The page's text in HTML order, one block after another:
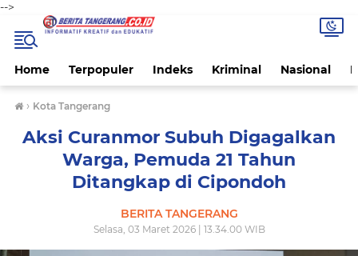
-->
Home Terpopuler Indeks Kriminal Nasional
› Kota Tangerang
Aksi Curanmor Subuh Digagalkan
Warga, Pemuda 21 Tahun
Ditangkap di Cipondoh
BERITA TANGERANG
Selasa, 03 Maret 2026 | 13.34.00 WIB